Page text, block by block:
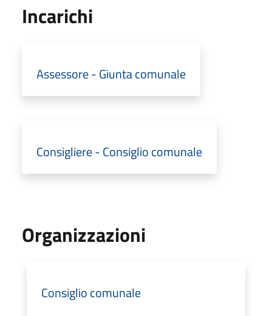
Incarichi
Assessore - Giunta comunale
Consigliere - Consiglio comunale
Organizzazioni
Consiglio comunale